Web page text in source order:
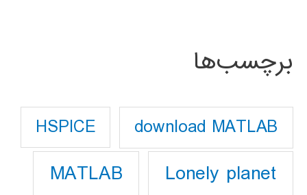
برچسب‌ها
download MATLAB
HSPICE
Lonely planet
MATLAB